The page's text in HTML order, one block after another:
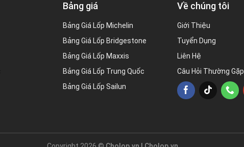
Bảng giá
Bảng Giá Lốp Michelin
Bảng Giá Lốp Bridgestone
Bảng Giá Lốp Maxxis
Bảng Giá Lốp Trung Quốc
Bảng Giá Lốp Sailun
Về chúng tôi
Giới Thiệu
Tuyển Dụng
Liên Hệ
Câu Hỏi Thường Gặp